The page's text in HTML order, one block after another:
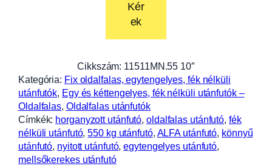
Kér
ek
Cikkszám: 11511MN.55 10″
Kategória: Fix oldalfalas, egytengelyes, fék nélküli
utánfutók Egy és kéttengelyes, fék nélküli utánfutók –
Oldalfalas Oldalfalas utánfutók
Címkék: horganyzott utánfutó , oldalfalas utánfutó fék
nélküli utánfutó, 550 kg utánfutó, ALFA utánfutó könnyű
utánfutó nyitott utánfutó, egytengelyes utánfutó
mellsőkerekes utánfutó